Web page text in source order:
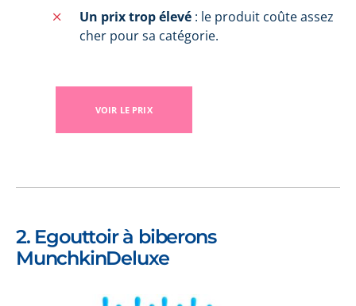
Un prix trop élevé : le produit coûte assez
cher pour sa catégorie.
VOIR LE PRIX
2. Egouttoir à biberons
MunchkinDeluxe